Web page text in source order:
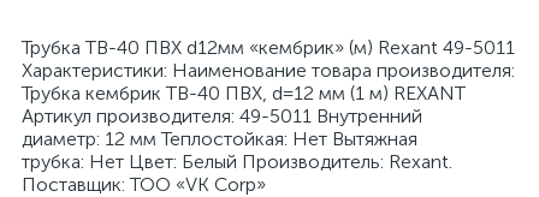
Трубка ТВ-40 ПВХ d12мм «кембрик» (м) Rexant 49-5011
Характеристики: Наименование товара производителя:
Трубка кембрик ТВ-40 ПВХ, d=12 мм (1 м) REXANT
Артикул производителя: 49-5011 Внутренний
диаметр: 12 мм Теплостойкая: Нет Вытяжная
трубка: Нет Цвет: Белый Производитель: Rexant.
Поставщик: ТОО «VK Corp»